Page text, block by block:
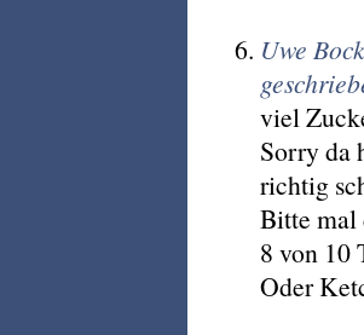
Uwe
viel
Sorry da
richtig
Bitte mal
8 von 10
Oder